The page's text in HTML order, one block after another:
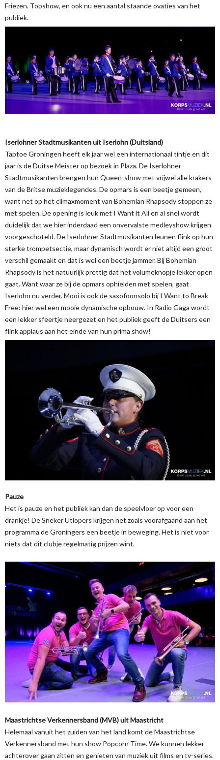
Friezen. Topshow, en ook nu een aantal staande ovaties van het
publiek.
Iserlohner Stadtmusikanten uit Iserlohn (Duitsland)
Taptoe Groningen heeft elk jaar wel een internationaal tintje en dit
jaar is de Duitse Meister op bezoek in Plaza. De Iserlohner
Stadtmusikanten brengen hun Queen-show met vrijwel alle krakers
van de Britse muzieklegendes. De opmars is een beetje gemeen,
want net op het climaxmoment van Bohemian Rhapsody stoppen ze
met spelen. De opening is leuk met I Want it All en al snel wordt
duidelijk dat we hier inderdaad een onvervalste medleyshow krijgen
voorgeschoteld. De Iserlohner Stadtmusikanten leunen flink op hun
sterke trompetsectie, maar dynamisch wordt er niet altijd een groot
verschil gemaakt en dat is wel een beetje jammer. Bij Bohemian
Rhapsody is het natuurlijk prettig dat het volumeknopje lekker open
gaat. Want waar ze bij de opmars ophielden met spelen, gaat
Iserlohn nu verder. Mooi is ook de saxofoonsolo bij I Want to Break
Free: hier wel een mooie dynamische opbouw. In Radio Gaga wordt
een lekker sfeertje neergezet en het publiek geeft de Duitsers een
flink applaus aan het einde van hun prima show!
Pauze
Het is pauze en het publiek kan dan de speelvloer op voor een
drankje! De Sneker Utlopers krijgen net zoals voorafgaand aan het
programma de Groningers een beetje in beweging. Het is niet voor
niets dat dit clubje regelmatig prijzen wint.
Maastrichtse Verkennersband (MVB) uit Maastricht
Helemaal vanuit het zuiden van het land komt de Maastrichtse
Verkennersband met hun show Popcorn Time. We kunnen lekker
achterover gaan zitten en genieten van muziek uit films en tv-series.